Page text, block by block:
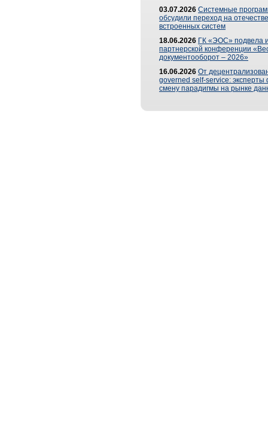
03.07.2026 Системные
обсудили переход на
встроенных систем
18.06.2026 ГК «ЭОС» подвела
партнерской конференции
документооборот – 2026»
16.06.2026 От
governed self-service: эксперты
смену парадигмы на рынке